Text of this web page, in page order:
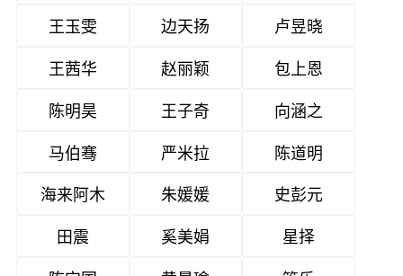
王玉雯
边天扬
卢昱晓
王茜华
赵丽颖
包上恩
陈明昊
王子奇
向涵之
马伯骞
严米拉
陈道明
海来阿木
朱媛媛
史彭元
田震
奚美娟
星择